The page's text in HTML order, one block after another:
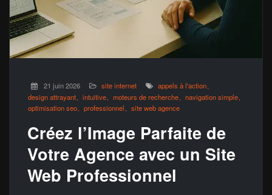
21 juin 2026 site internet
appels à l'action
design attrayant
intuitive moteurs de recherche
navigation simple
optimisation seo
professionnel site web agence
Créez l’Image Parfaite de
Votre Agence avec un Site
Web Professionnel